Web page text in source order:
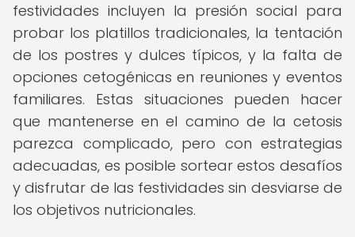
festividades incluyen la presión social para
probar los platillos tradicionales, la tentación
de los postres y dulces típicos, y la falta de
opciones cetogénicas en reuniones y eventos
familiares. Estas situaciones pueden hacer
que mantenerse en el camino de la cetosis
parezca complicado, pero con estrategias
adecuadas, es posible sortear estos desafíos
y disfrutar de las festividades sin desviarse de
los objetivos nutricionales.